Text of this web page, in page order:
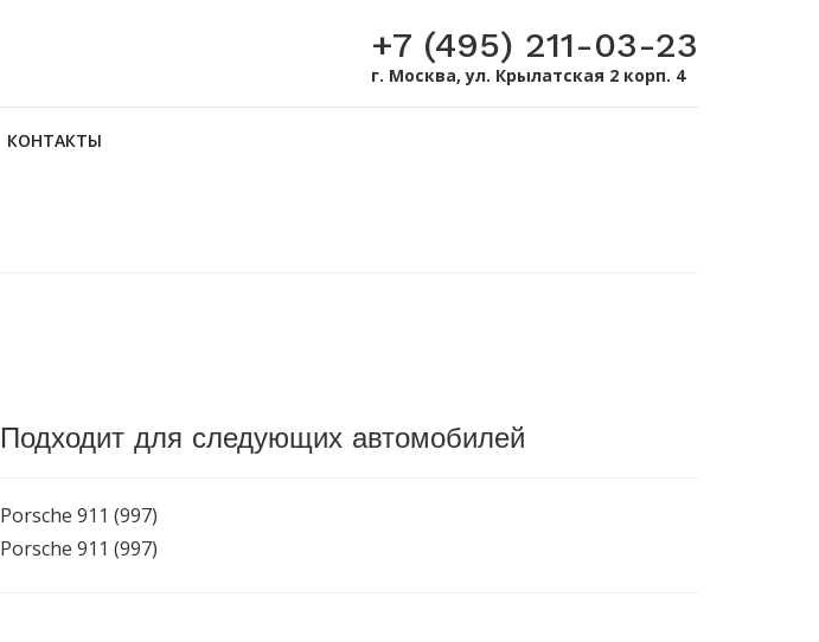
+7 (495) 211-03-23
г. Москва, ул. Крылатская 2 корп. 4
КОНТАКТЫ
Подходит для следующих автомобилей
Porsche 911 (997)
Porsche 911 (997)